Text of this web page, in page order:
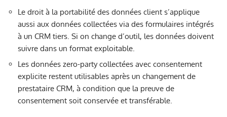
Le droit à la portabilité des données client s’applique
aussi aux données collectées via des formulaires intégrés
à un CRM tiers. Si on change d’outil, les données doivent
suivre dans un format exploitable.
Les données zero-party collectées avec consentement
explicite restent utilisables après un changement de
prestataire CRM, à condition que la preuve de
consentement soit conservée et transférable.